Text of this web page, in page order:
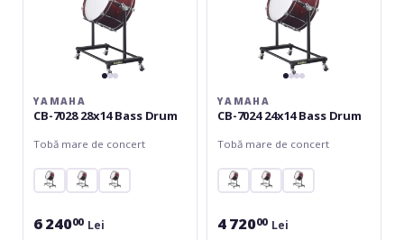
YAMAHA
CB-7028 28x14 Bass Drum
Tobă mare de concert
6 24000 Lei
YAMAHA
CB-7024 24x14 Bass Drum
Tobă mare de concert
4 72000 Lei